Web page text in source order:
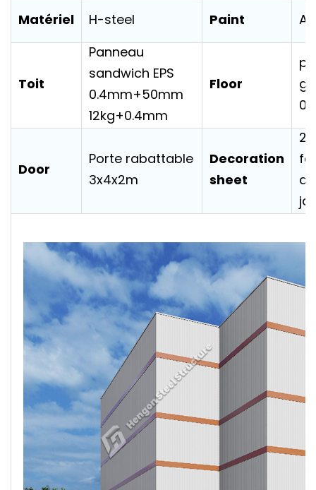
Matériel H-steel Paint
Toit
Panneau
sandwich EPS
0.4mm+50mm
12kg+0.4mm
Floor
Door
Porte rabattable
3x4x2m
Decoration
sheet